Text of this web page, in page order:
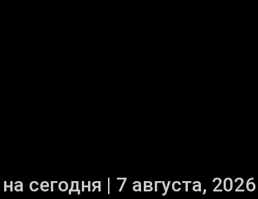
сегодня | 7 августа, 2026